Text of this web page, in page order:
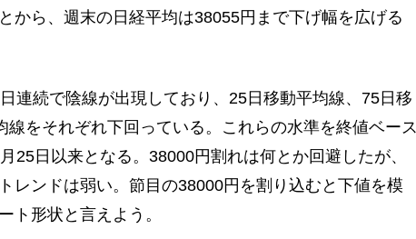
から、週末の日経平均は38055円まで下げ幅を広げる
連続で陰線が出現しており、25日移動平均線、75日移
線をそれぞれ下回っている。これらの水準を終値ベース
25日以来となる。38000円割れは何とか回避したが、
レンドは弱い。節目の38000円を割り込むと下値を模
ト形状と言えよう。